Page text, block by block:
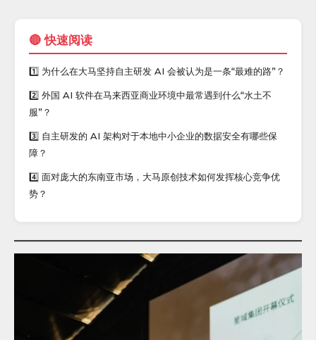
🔴 快速阅读
1️⃣ 为什么在大马坚持自主研发 AI 会被认为是一条“最难的路”？
2️⃣ 外国 AI 软件在马来西亚商业环境中最常遇到什么“水土不
服”？
3️⃣ 自主研发的 AI 架构对于本地中小企业的数据安全有哪些保
障？
4️⃣ 面对庞大的东南亚市场，大马原创技术如何发挥核心竞争优
势？